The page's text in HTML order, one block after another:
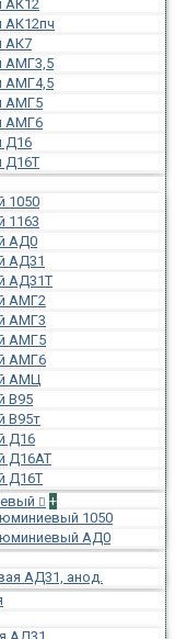
АК12
АК12пч
АК7
АМГ3,5
АМГ4,5
АМГ5
АМГ6
Д16
Д16Т
1050
1163
АД0
АД31
АД31Т
АМГ2
АМГ3
АМГ5
АМГ6
АМЦ
В95
В95т
Д16
Д16АТ
Д16Т
+
1050
АД0
АД31, анод.